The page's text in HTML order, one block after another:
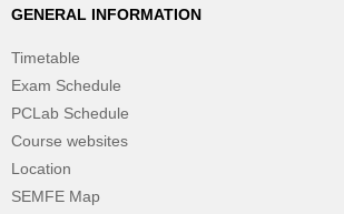
GENERAL INFORMATION
Timetable
Exam Schedule
PCLab Schedule
Course websites
Location
SEMFE Map